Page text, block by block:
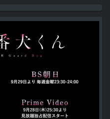
うが……。――「むしろ好都合...